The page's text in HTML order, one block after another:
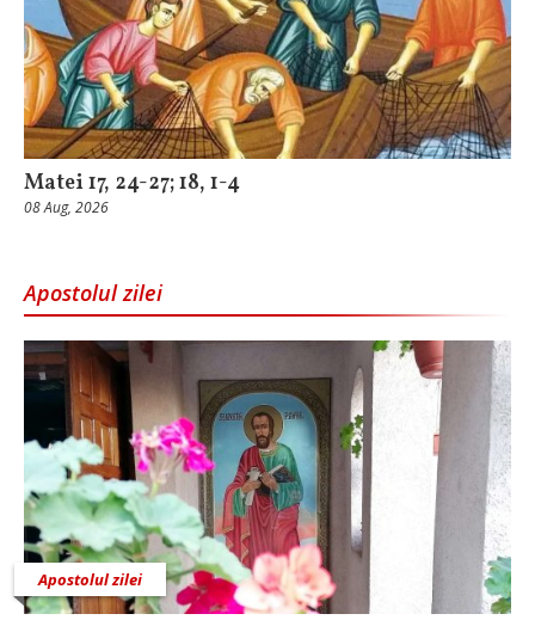
Matei 17, 24-27; 18, 1-4
08 Aug, 2026
Apostolul zilei
Apostolul zilei